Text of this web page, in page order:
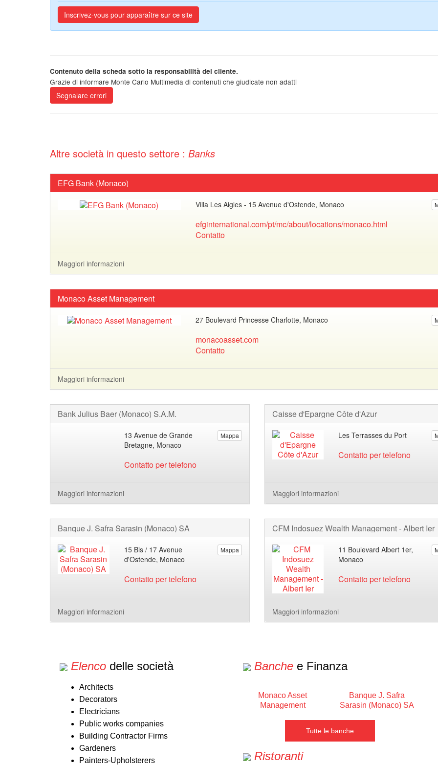
Inscrivez-vous pour apparaître sur ce site
Contenuto della scheda sotto la responsabilità del cliente.
Grazie di informare Monte Carlo Multimedia di contenuti che giudicate non adatti
Segnalare errori
Altre società in questo settore : Banks
EFG Bank (Monaco)
Villa Les Aigles - 15 Avenue d'Ostende, Monaco
efginternational.com/pt/mc/about/locations/monaco.html
Contatto
Maggiori informazioni
Monaco Asset Management
27 Boulevard Princesse Charlotte, Monaco
monacoasset.com
Contatto
Maggiori informazioni
Bank Julius Baer (Monaco) S.A.M.
Mappa
13 Avenue de Grande
Bretagne, Monaco
Contatto per telefono
Maggiori informazioni
Caisse d'Epargne Côte d'Azur
Les Terrasses du Port
Contatto per telefono
Maggiori informazioni
Banque J. Safra Sarasin (Monaco) SA
Mappa
15 Bis / 17 Avenue
d'Ostende, Monaco
Contatto per telefono
Maggiori informazioni
CFM Indosuez Wealth Management - Albert Ier
11 Boulevard Albert 1er,
Monaco
Contatto per telefono
Maggiori informazioni
Elenco delle società
Architects
Decorators
Electricians
Public works companies
Building Contractor Firms
Gardeners
Painters-Upholsterers
Banche e Finanza
Monaco Asset
Management
Banque J. Safra
Sarasin (Monaco) SA
Tutte le banche
Ristoranti